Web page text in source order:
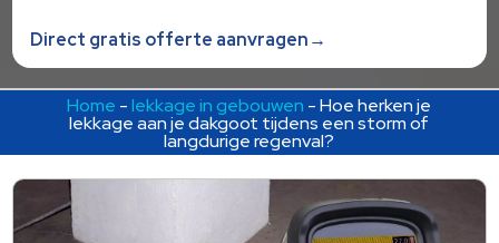
Direct gratis offerte aanvragen→
Home -lekkage in gebouwen -Hoe herken je
lekkage aan je dakgoot tijdens een storm of
langdurige regenval?